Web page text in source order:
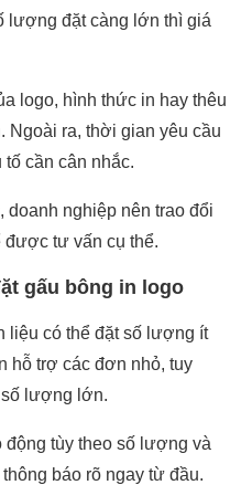
lượng đặt càng lớn thì giá
logo, hình thức in hay thêu
Ngoài ra, thời gian yêu cầu
cần cân nhắc.
doanh nghiệp nên trao đổi
tư vấn cụ thể.
gấu bông in logo
liệu có thể đặt số lượng ít
hỗ trợ các đơn nhỏ, tuy
lượng lớn.
tùy theo số lượng và
báo rõ ngay từ đầu.